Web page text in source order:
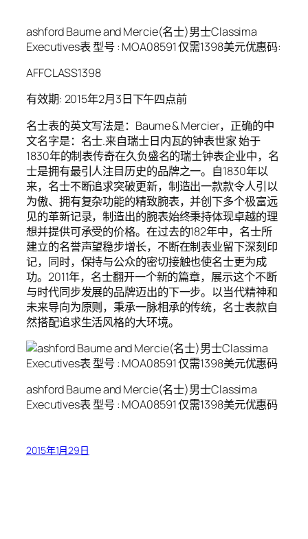
ashford Baume and Mercie(名士)男士Classima
Executives表 型号 : MOA08591 仅需1398美元优惠码:
AFFCLASS1398
有效期: 2015年2月3日下午四点前
名士表的英文写法是：Baume & Mercier，正确的中
文名字是：名士.来自瑞士日内瓦的钟表世家 始于
1830年的制表传奇在久负盛名的瑞士钟表企业中，名
士是拥有最引人注目历史的品牌之一。自1830年以
来，名士不断追求突破更新，制造出一款款令人引以
为傲、拥有复杂功能的精致腕表，并创下多个极富远
见的革新记录，制造出的腕表始终秉持体现卓越的理
想并提供可承受的价格。在过去的182年中，名士所
建立的名誉声望稳步增长，不断在制表业留下深刻印
记，同时，保持与公众的密切接触也使名士更为成
功。2011年，名士翻开一个新的篇章，展示这个不断
与时代同步发展的品牌迈出的下一步。以当代精神和
未来导向为原则，秉承一脉相承的传统，名士表款自
然搭配追求生活风格的大环境。
ashford Baume and Mercie(名士)男士Classima
Executives表 型号 : MOA08591 仅需1398美元优惠码
2015年1月29日